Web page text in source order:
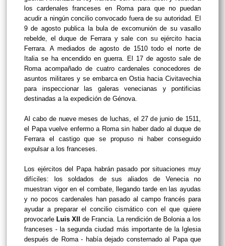
los cardenales franceses en Roma para que no puedan
acudir a ningún concilio convocado fuera de su autoridad. El
9 de agosto publica la bula de excomunión de su vasallo
rebelde, el duque de Ferrara y sale con su ejército hacia
Ferrara. A mediados de agosto de 1510 todo el norte de
Italia se ha encendido en guerra. El 17 de agosto sale de
Roma acompañado de cuatro cardenales conocedores de
asuntos militares y se embarca en Ostia hacia Civitavechia
para inspeccionar las galeras venecianas y pontificias
destinadas a la expedición de Génova.
Al cabo de nueve meses de luchas, el 27 de junio de 1511,
el Papa vuelve enfermo a Roma sin haber dado al duque de
Ferrara el castigo que se propuso ni haber conseguido
expulsar a los franceses.
Los ejércitos del Papa habrán pasado por situaciones muy
difíciles: los soldados de sus aliados de Venecia no
muestran vigor en el combate, llegando tarde en las ayudas
y no pocos cardenales han pasado al campo francés para
ayudar a preparar el concilio cismático con el que quiere
provocarle Luis XII de Francia. La rendición de Bolonia a los
franceses - la segunda ciudad más importante de la Iglesia
después de Roma - había dejado consternado al Papa que